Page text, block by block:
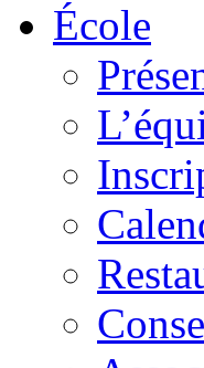
École